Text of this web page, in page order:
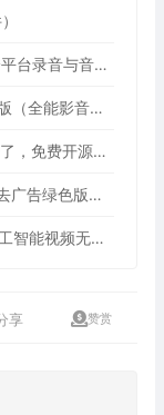
ocenaudio v3.19.5 多语便携版（免费跨平台录音与音频编辑软件）
完美解码 PureCodec v20260630 完整版（全能影音解码包）
OpenCut v0.3.0 正式版（开源版剪映来了，免费开源跨平台视频编辑工具）
闪豆视频下载器 4.0.0（2026.06.25） 去广告绿色版（多平台视频批量下载器）
Topaz Video Studio 1.6.1 破解版（AI人工智能视频无损放大工具）
享 赞赏